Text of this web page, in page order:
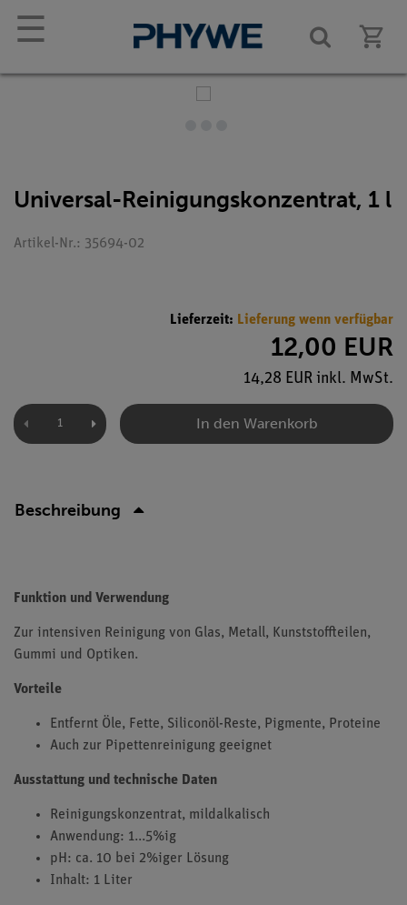
☰
Universal-Reinigungskonzentrat, 1 l
Artikel-Nr.: 35694-02
Lieferzeit: Lieferung wenn verfügbar
12,00 EUR
14,28 EUR inkl. MwSt.
In den Warenkorb
Beschreibung
Funktion und Verwendung
Zur intensiven Reinigung von Glas, Metall, Kunststoffteilen,
Gummi und Optiken.
Vorteile
Entfernt Öle, Fette, Siliconöl-Reste, Pigmente, Proteine
Auch zur Pipettenreinigung geeignet
Ausstattung und technische Daten
Reinigungskonzentrat, mildalkalisch
Anwendung: 1...5%ig
pH: ca. 10 bei 2%iger Lösung
Inhalt: 1 Liter